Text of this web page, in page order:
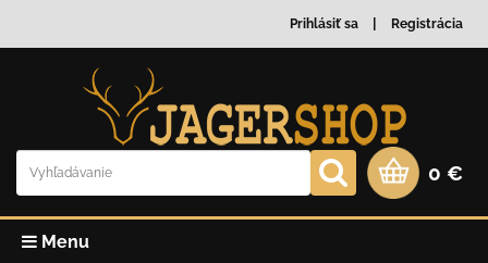
Prihlásiť sa Registrácia
0 €
Menu